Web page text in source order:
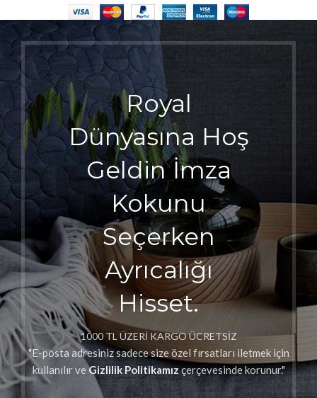
Royal
Dünyasına Hoş
Geldin İmza
Kokunu
Seçerken
Ayrıcalığı
Hisset.
1000 TL ÜZERİ KARGO ÜCRETSİZ
"E-posta adresiniz sadece size özel fırsatları iletmek için
kullanılır veGizlilik Politikamızçerçevesinde korunur."